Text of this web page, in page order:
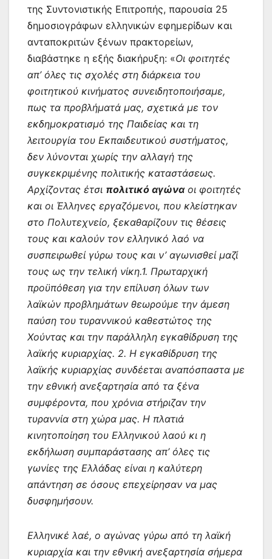
της Συντονιστικής Επιτροπής, παρουσία 25
δημοσιογράφων ελληνικών εφημερίδων και
ανταποκριτών ξένων πρακτορείων,
διαβάστηκε η εξής διακήρυξη: «Οι φοιτητές
απ’ όλες τις σχολές στη διάρκεια του
φοιτητικού κινήματος συνειδητοποιήσαμε,
πως τα προβλήματά μας, σχετικά με τον
εκδημοκρατισμό της Παιδείας και τη
λειτουργία του Εκπαιδευτικού συστήματος,
δεν λύνονται χωρίς την αλλαγή της
συγκεκριμένης πολιτικής καταστάσεως.
Αρχίζοντας έτσι πολιτικό αγώναοι φοιτητές
και οι Έλληνες εργαζόμενοι, που κλείστηκαν
στο Πολυτεχνείο, ξεκαθαρίζουν τις θέσεις
τους και καλούν τον ελληνικό λαό να
συσπειρωθεί γύρω τους και ν’ αγωνισθεί μαζί
τους ως την τελική νίκη.1. Πρωταρχική
προϋπόθεση για την επίλυση όλων των
λαϊκών προβλημάτων θεωρούμε την άμεση
παύση του τυραννικού καθεστώτος της
Χούντας και την παράλληλη εγκαθίδρυση της
λαϊκής κυριαρχίας. 2. Η εγκαθίδρυση της
λαϊκής κυριαρχίας συνδέεται αναπόσπαστα με
την εθνική ανεξαρτησία από τα ξένα
συμφέροντα, που χρόνια στήριζαν την
τυραννία στη χώρα μας. Η πλατιά
κινητοποίηση του Ελληνικού λαού κι η
εκδήλωση συμπαράστασης απ’ όλες τις
γωνίες της Ελλάδας είναι η καλύτερη
απάντηση σε όσους επεχείρησαν να μας
δυσφημήσουν.
Ελληνικέ λαέ, ο αγώνας γύρω από τη λαϊκή
κυριαρχία και την εθνική ανεξαρτησία σήμερα